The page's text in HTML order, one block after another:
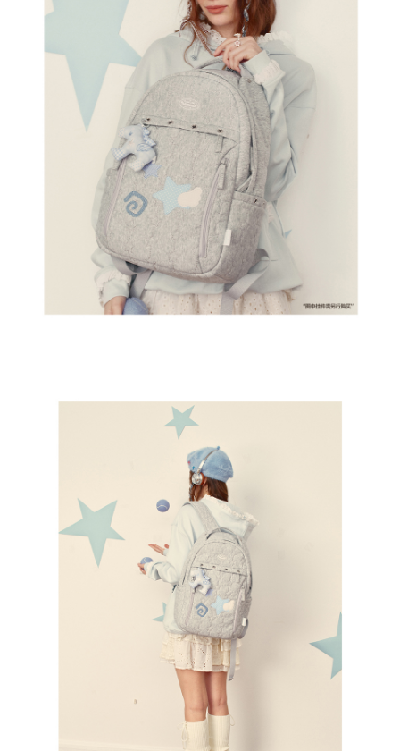
登 入
忘記密碼？
建立專屬帳號
只要再完成幾個步驟，即可完成帳號的註冊程序，
我 要 註 冊